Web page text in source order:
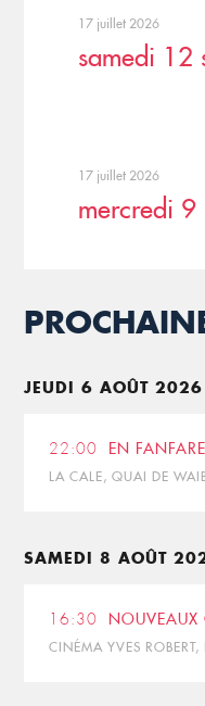
17 juillet 2026
samedi 12
17 juillet 2026
mercredi 9
JEUDI 6 AOÛT 2026
22:00 EN FANFARE
LA CALE, QUAI DE
SAMEDI 8 AOÛT
16:30 NOUVEAUX
CINÉMA YVES ROBERT,